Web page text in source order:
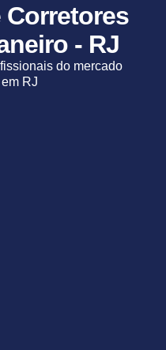
Corretores
- RJ
do mercado
RJ